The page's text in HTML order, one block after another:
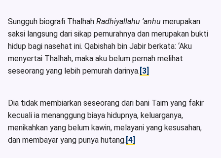
Sungguh biografi Thalhah Radhiyallahu ‘anhu merupakan
saksi langsung dari sikap pemurahnya dan merupakan bukti
hidup bagi nasehat ini. Qabishah bin Jabir berkata: ‘Aku
menyertai Thalhah, maka aku belum pernah melihat
seseorang yang lebih pemurah darinya. [3]
Dia tidak membiarkan seseorang dari bani Taim yang fakir
kecuali ia menanggung biaya hidupnya, keluarganya,
menikahkan yang belum kawin, melayani yang kesusahan,
dan membayar yang punya hutang. [4]